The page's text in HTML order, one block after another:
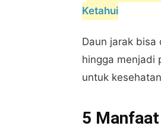
Ketahui
Daun jarak
hingga menjadi
untuk
5